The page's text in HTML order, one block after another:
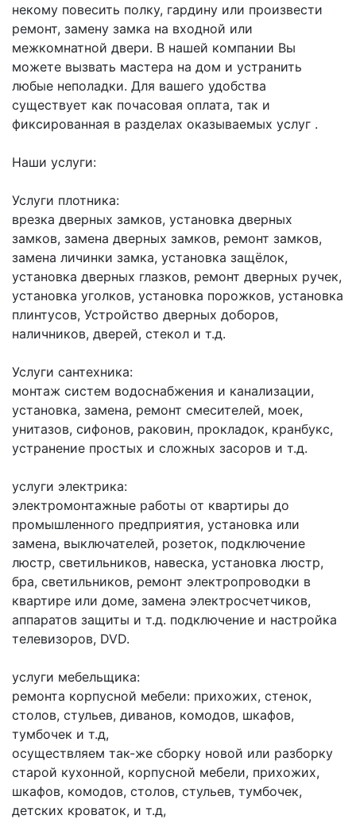
некому повесить полку, гардину или произвести
ремонт, замену замка на входной или
межкомнатной двери. В нашей компании Вы
можете вызвать мастера на дом и устранить
любые неполадки. Для вашего удобства
существует как почасовая оплата, так и
фиксированная в разделах оказываемых услуг .
Наши услуги:
Услуги плотника:
врезка дверных замков, установка дверных
замков, замена дверных замков, ремонт замков,
замена личинки замка, установка защёлок,
установка дверных глазков, ремонт дверных ручек,
установка уголков, установка порожков, установка
плинтусов, Устройство дверных доборов,
наличников, дверей, стекол и т.д.
Услуги сантехника:
монтаж систем водоснабжения и канализации,
установка, замена, ремонт смесителей, моек,
унитазов, сифонов, раковин, прокладок, кранбукс,
устранение простых и сложных засоров и т.д.
услуги электрика:
электромонтажные работы от квартиры до
промышленного предприятия, установка или
замена, выключателей, розеток, подключение
люстр, светильников, навеска, установка люстр,
бра, светильников, ремонт электропроводки в
квартире или доме, замена электросчетчиков,
аппаратов защиты и т.д. подключение и настройка
телевизоров, DVD.
услуги мебельщика:
ремонта корпусной мебели: прихожих, стенок,
столов, стульев, диванов, комодов, шкафов,
тумбочек и т.д,
осуществляем так-же сборку новой или разборку
старой кухонной, корпусной мебели, прихожих,
шкафов, комодов, столов, стульев, тумбочек,
детских кроваток, и т.д,